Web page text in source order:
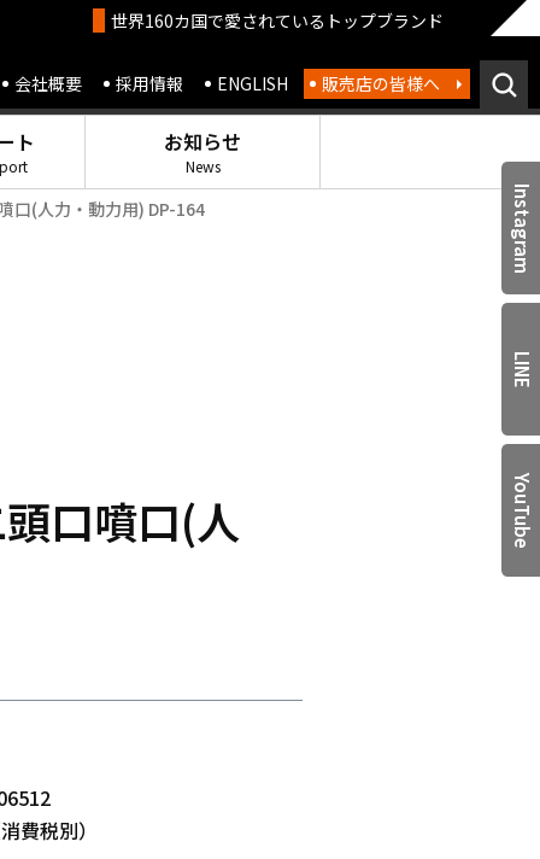
世界160カ国で愛されているトップブランド
会社概要 採用情報 ENGLISH 販売店の皆様へ
ト お知らせ
News
口(人力・動力用) DP-164
口噴口(人
費税別）
Instagram
LINE
YouTube